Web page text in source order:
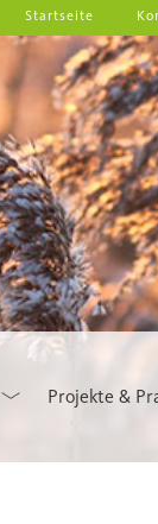
Startseite
Projekte &